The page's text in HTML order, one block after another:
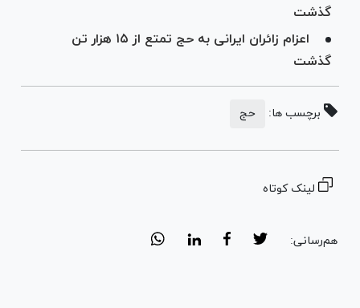
گذشت
اعزام زائران ایرانی به حج تمتع از ۱۵ هزار تن
گذشت
برچسب ها: حج
لینک کوتاه
هم‌رسانی: